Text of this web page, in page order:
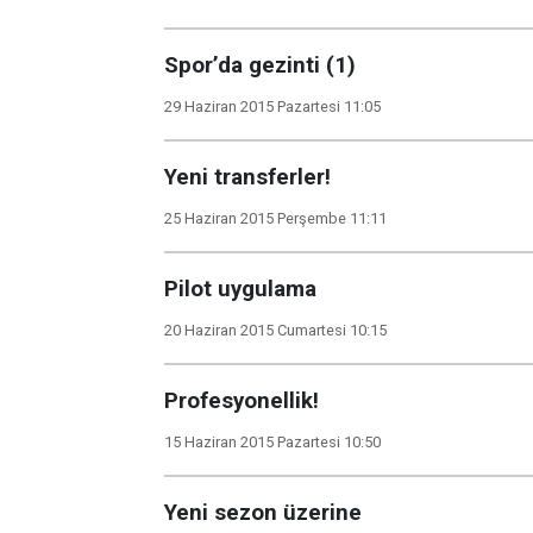
Spor’da gezinti (1)
29 Haziran 2015 Pazartesi 11:05
Yeni transferler!
25 Haziran 2015 Perşembe 11:11
Pilot uygulama
20 Haziran 2015 Cumartesi 10:15
Profesyonellik!
15 Haziran 2015 Pazartesi 10:50
Yeni sezon üzerine